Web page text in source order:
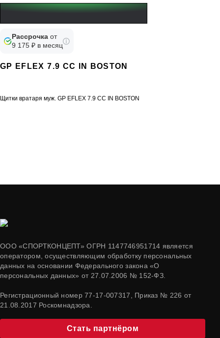
Рассрочка от
9 175 ₽ в месяц
GP EFLEX 7.9 CC IN BOSTON
Щитки вратаря муж. GP EFLEX 7.9 CC IN BOSTON
ООО «СПОРТКОНЦЕПТ» ОГРН 1147746951714 является
оператором, осуществляющим обработку персональных
данных на основании Федерального закона «О
персональных данных» от 27.07.2006 № 152-ФЗ.
Регистрационный номер 77-17-007317, Приказ № 226 от
21.08.2017 Роскомнадзора.
Стать партнёром